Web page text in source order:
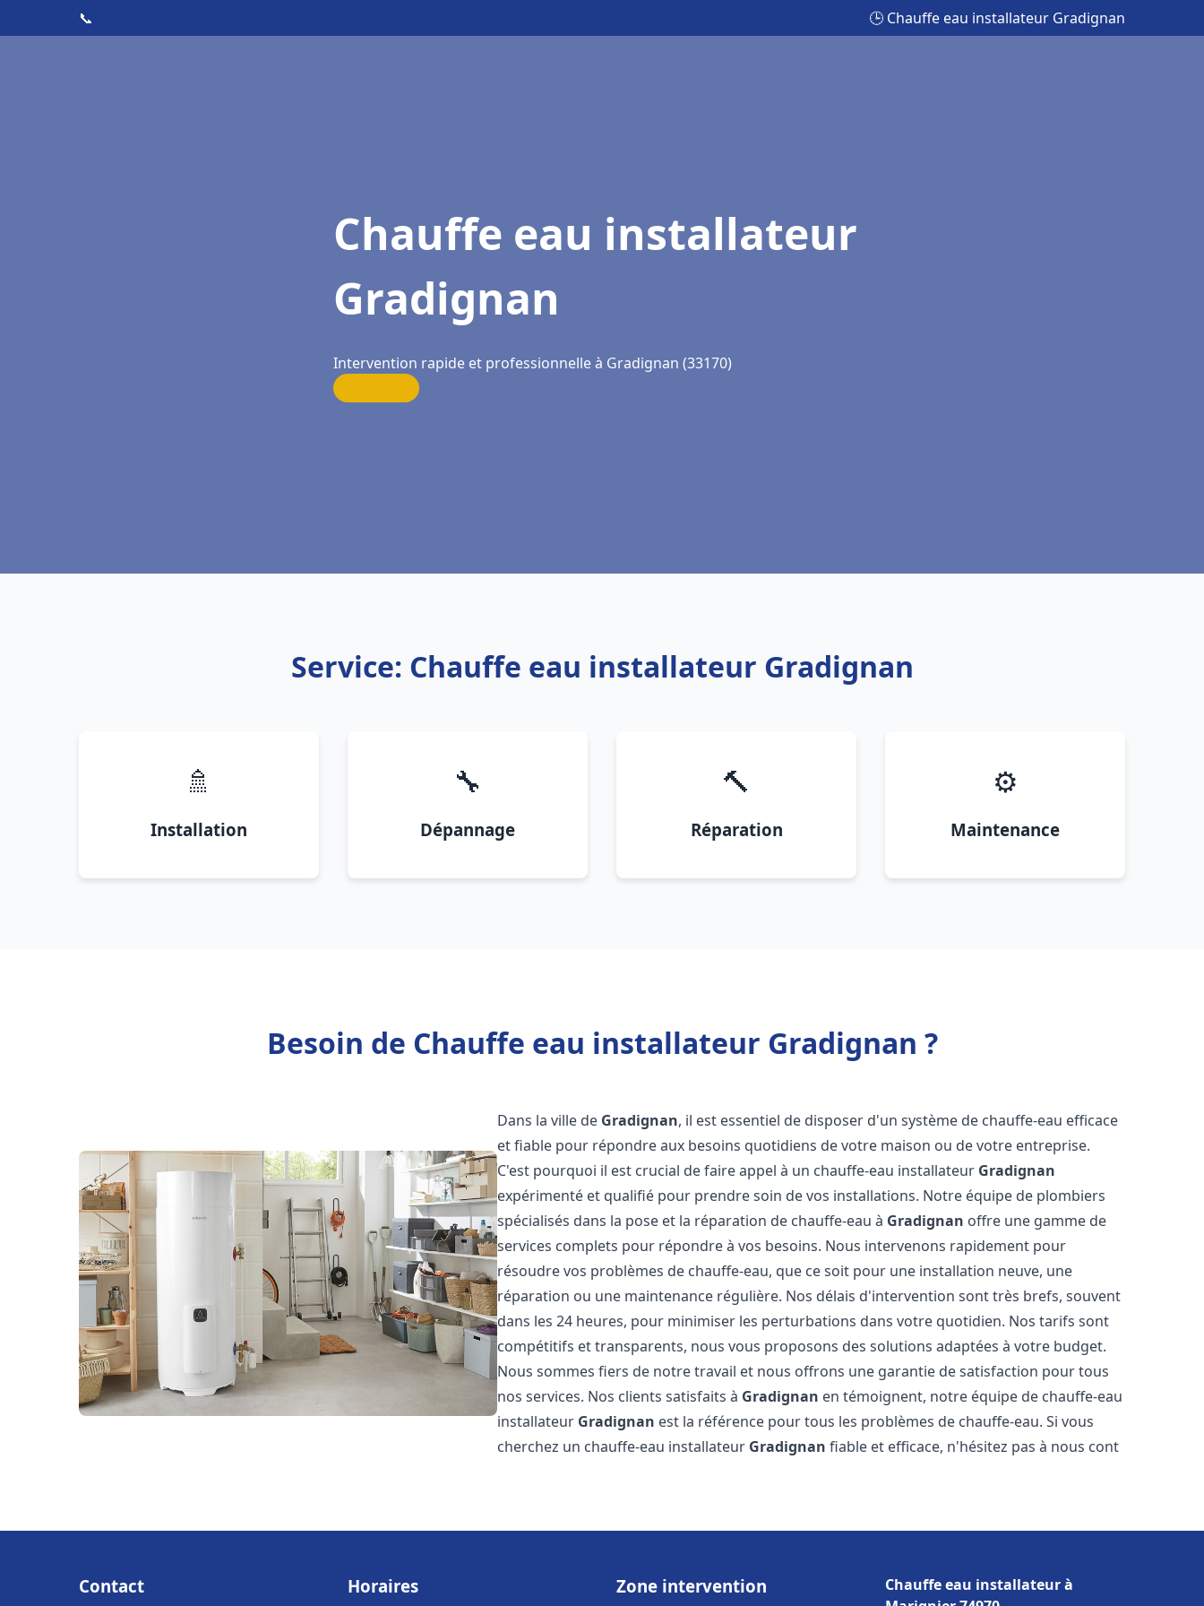
📞 🕒 Chauffe eau installateur Gradignan
Chauffe eau installateur
Gradignan
Intervention rapide et professionnelle à Gradignan (33170)
Service: Chauffe eau installateur Gradignan
🚿
Installation
🔧
Dépannage
🔨
Réparation
⚙️
Maintenance
Besoin de Chauffe eau installateur Gradignan ?
Dans la ville de Gradignan, il est essentiel de disposer d'un système de chauffe-eau efficace
et fiable pour répondre aux besoins quotidiens de votre maison ou de votre entreprise.
C'est pourquoi il est crucial de faire appel à un chauffe-eau installateur Gradignan
expérimenté et qualifié pour prendre soin de vos installations. Notre équipe de plombiers
spécialisés dans la pose et la réparation de chauffe-eau à Gradignan offre une gamme de
services complets pour répondre à vos besoins. Nous intervenons rapidement pour
résoudre vos problèmes de chauffe-eau, que ce soit pour une installation neuve, une
réparation ou une maintenance régulière. Nos délais d'intervention sont très brefs, souvent
dans les 24 heures, pour minimiser les perturbations dans votre quotidien. Nos tarifs sont
compétitifs et transparents, nous vous proposons des solutions adaptées à votre budget.
Nous sommes fiers de notre travail et nous offrons une garantie de satisfaction pour tous
nos services. Nos clients satisfaits à Gradignan en témoignent, notre équipe de chauffe-eau
installateur Gradignan est la référence pour tous les problèmes de chauffe-eau. Si vous
cherchez un chauffe-eau installateur Gradignan fiable et efficace, n'hésitez pas à nous cont
Contact Horaires Zone intervention
Chauffe eau installateur à